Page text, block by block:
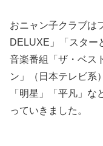
おニャン子クラブは
DELUXE」「スター
音楽番組「ザ・ベス
ン」（日本テレビ系
「明星」「平凡」
っていきました。